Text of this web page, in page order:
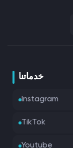
خدماتنا
Instagram
TikTok
Youtube